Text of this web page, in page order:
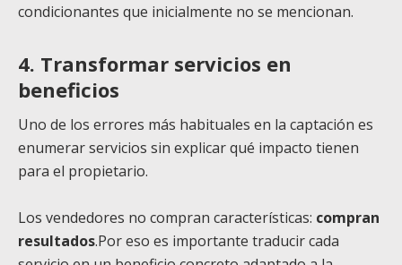
condicionantes que inicialmente no se mencionan.
4. Transformar servicios en
beneficios
Uno de los errores más habituales en la captación es
enumerar servicios sin explicar qué impacto tienen
para el propietario.
Los vendedores no compran características: compran
resultados.Por eso es importante traducir cada